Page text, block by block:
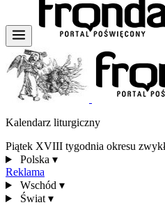
Kalendarz liturgiczny
Piątek XVIII tygodnia okresu
Polska ▾
Reklama
Wschód ▾
Świat ▾